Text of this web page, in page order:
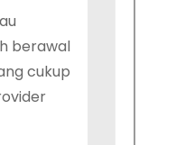
berawal
cukup